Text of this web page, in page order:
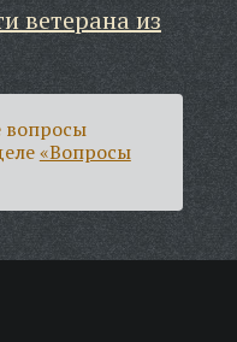
ветерана из
вопросы
«Вопросы